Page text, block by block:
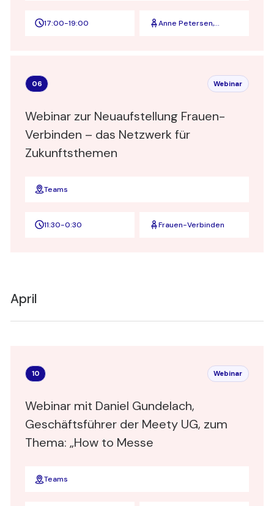
17:00-19:00
Anne Petersen,
06 Webinar
Webinar zur Neuaufstellung Frauen-
Verbinden – das Netzwerk für
Zukunftsthemen
Teams
11:30-0:30 Frauen-Verbinden
April
10 Webinar
Webinar mit Daniel Gundelach,
Geschäftsführer der Meety UG, zum
Thema: „How to Messe
Teams